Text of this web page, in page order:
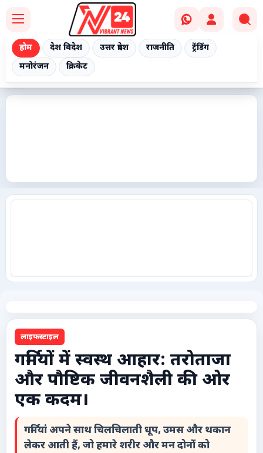
होम देश विदेश उत्तर प्रदेश राजनीति
ट्रेंडिंग
मनोरंजन
क्रिकेट
ट्रेंडिंग
टेक्नोलॉजी / गैजेट्स
लाइफस्टाइल
वायरल
स्पेशल
साहित्य
लाइफस्टाइल
गर्मियों में स्वस्थ आहार: तरोताजा
और पौष्टिक जीवनशैली की ओर
एक कदम।
गर्मियां अपने साथ चिलचिलाती धूप, उमस और थकान
लेकर आती हैं, जो हमारे शरीर और मन दोनों को